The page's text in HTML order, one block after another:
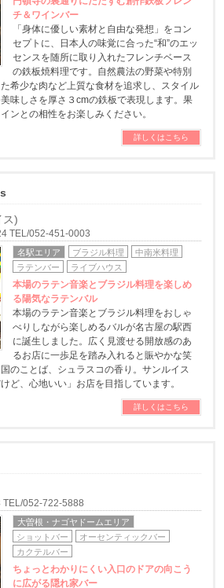
チ＆ワインバー
「身体に優しい素材と自由な発想」をコン
セプトに、日本人の味覚に合った“和”のエッ
センスを随所に取り入れたフレンチベース
の鉄板焼料理です。自然農法の野菜や特別
希少な肉など上質な食材を追求し、スタイル
味しさを厚さ３cmの鉄板で表現します。果
ンとの相性をお楽しみください。
詳しくはこちら
ス)
TEL/052-451-0003
名駅エリア ブラジル料理
中南米料理
ラテンバー
ライブハウス
本場のラテン音楽とブラジル料理を楽しめ
る陽気なラテンバル
本場のラテン音楽とブラジル料理をおしゃ
べりしながら楽しめるバルが名古屋の駅西
に誕生しました。広く見渡せる開放感のあ
るお店に一歩足を踏み入れると賑やかな笑
のことば、シュラスコの香り。サンルイス
ど、心地いい」お店を目指しています。
詳しくはこちら
TEL/052-722-5888
大曽根・ナゴヤドームエリア
ショットバー
オーセンティックバー
カクテルバー
ちょっとわかりにくい入口のドアの向こう
に広がる隠れ家バー